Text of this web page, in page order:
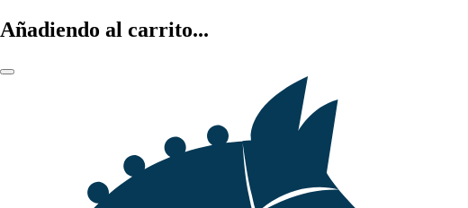
Añadiendo al carrito...